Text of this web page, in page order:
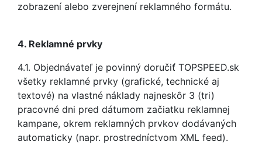
zobrazení alebo zverejnení reklamného formátu.
4. Reklamné prvky
4.1. Objednávateľ je povinný doručiť TOPSPEED.sk
všetky reklamné prvky (grafické, technické aj
textové) na vlastné náklady najneskôr 3 (tri)
pracovné dni pred dátumom začiatku reklamnej
kampane, okrem reklamných prvkov dodávaných
automaticky (napr. prostredníctvom XML feed).